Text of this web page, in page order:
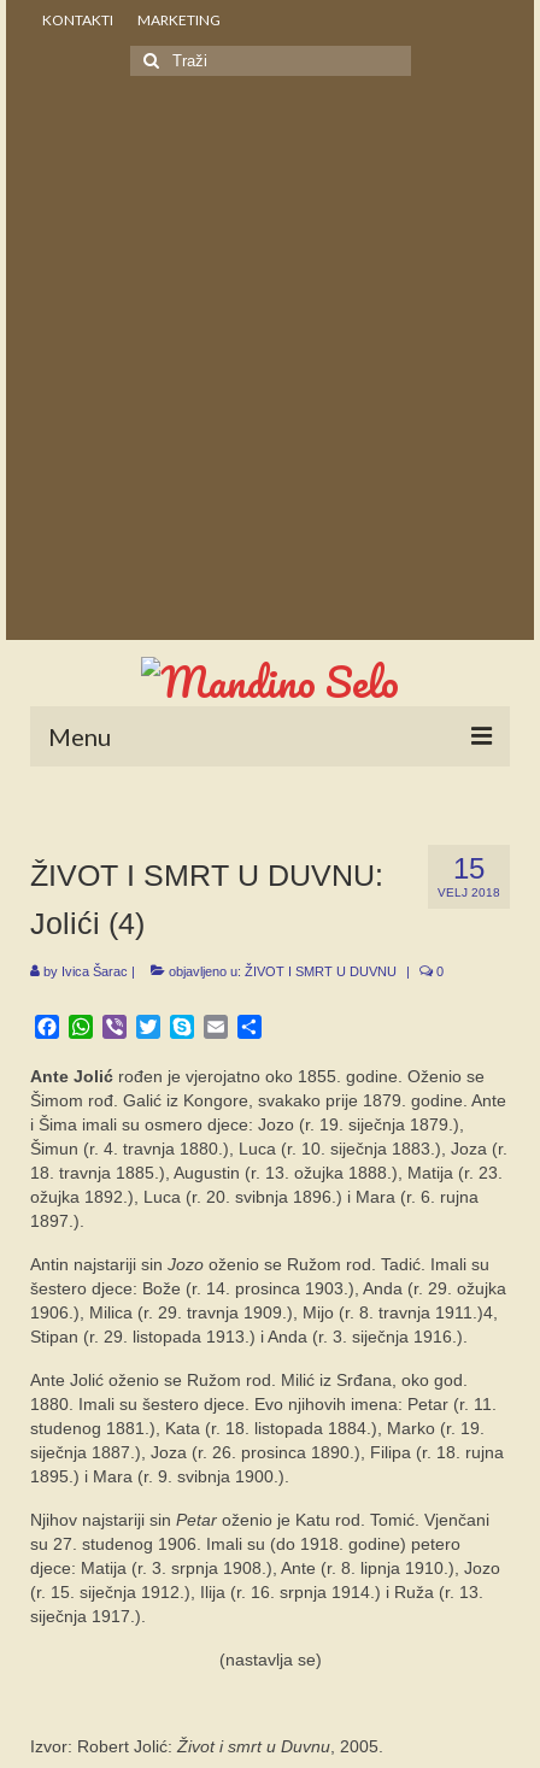
KONTAKTI MARKETING
Search
for:
Menu
SPONZORI
FORUM
15
VELJ 2018
ŽIVOT I SMRT U DUVNU:
Jolići (4)
by Ivica Šarac | objavljeno u: ŽIVOT I SMRT U DUVNU | 0
Facebook
WhatsApp
Viber TwitterSkypeEmail
Ante Jolić rođen je vjerojatno oko 1855. godine. Oženio se
Šimom rođ. Galić iz Kongore, svakako prije 1879. godine. Ante
i Šima imali su osmero djece: Jozo (r. 19. siječnja 1879.),
Šimun (r. 4. travnja 1880.), Luca (r. 10. siječnja 1883.), Joza (r.
18. travnja 1885.), Augustin (r. 13. ožujka 1888.), Matija (r. 23.
ožujka 1892.), Luca (r. 20. svibnja 1896.) i Mara (r. 6. rujna
1897.).
Antin najstariji sin Jozo oženio se Ružom rod. Tadić. Imali su
šestero djece: Bože (r. 14. prosinca 1903.), Anda (r. 29. ožujka
1906.), Milica (r. 29. travnja 1909.), Mijo (r. 8. travnja 1911.)4,
Stipan (r. 29. listopada 1913.) i Anda (r. 3. siječnja 1916.).
Ante Jolić oženio se Ružom rod. Milić iz Srđana, oko god.
1880. Imali su šestero djece. Evo njihovih imena: Petar (r. 11.
studenog 1881.), Kata (r. 18. listopada 1884.), Marko (r. 19.
siječnja 1887.), Joza (r. 26. prosinca 1890.), Filipa (r. 18. rujna
1895.) i Mara (r. 9. svibnja 1900.).
Njihov najstariji sin Petar oženio je Katu rod. Tomić. Vjenčani
su 27. studenog 1906. Imali su (do 1918. godine) petero
djece: Matija (r. 3. srpnja 1908.), Ante (r. 8. lipnja 1910.), Jozo
(r. 15. siječnja 1912.), Ilija (r. 16. srpnja 1914.) i Ruža (r. 13.
siječnja 1917.).
(nastavlja se)
Izvor: Robert Jolić: Život i smrt u Duvnu , 2005.